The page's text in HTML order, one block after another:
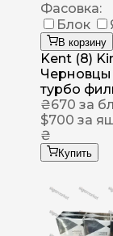
Фасовка:
Блок
В корзину
Kent (8)
Черновцы
турбо
₴670 за
$700 за
₴
Купить